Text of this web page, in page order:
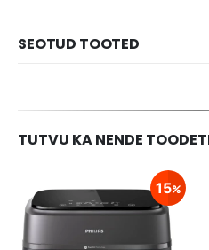
SEOTUD TOOTED
TUTVU KA NENDE
15